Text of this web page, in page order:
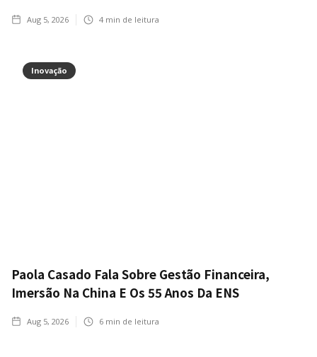
Aug 5, 2026 4 min de leitura
Inovação
Paola Casado Fala Sobre Gestão Financeira,
Imersão Na China E Os 55 Anos Da ENS
Aug 5, 2026 6 min de leitura